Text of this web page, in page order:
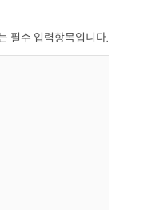
필수 입력항목입니다.